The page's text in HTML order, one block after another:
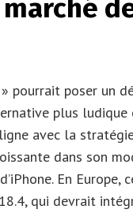
pourrait poser un
plus ludique
avec la
dans son
En
qui devrait